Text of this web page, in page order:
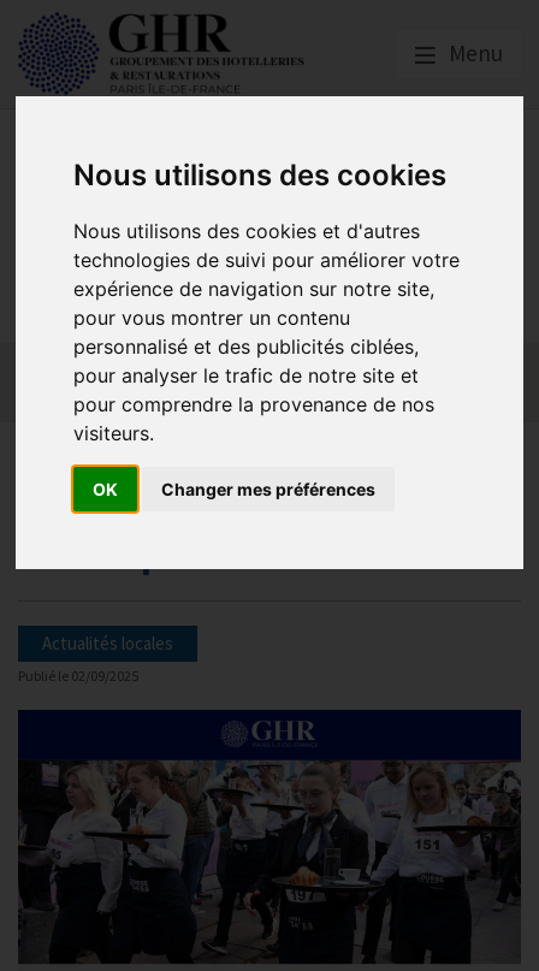
Nous utilisons des cookies
Nous utilisons des cookies et d'autres
technologies de suivi pour améliorer votre
expérience de navigation sur notre site,
pour vous montrer un contenu
personnalisé et des publicités ciblées,
pour analyser le trafic de notre site et
pour comprendre la provenance de nos
visiteurs.
OK Changer mes préférences
Menu
GHR PARIS ÎLE-DE-
FRANCE
Actualités Qui sommes-nous ?
GHR National
Partenaires
Contact adhésion
Paris | Participez à la 2e
édition de la Course des cafés
Actualités locales
Publié le 02/09/2025